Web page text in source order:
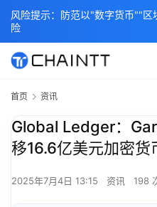
首页 资讯
Global Ledger：
移16.6亿美元加密货
2025年7月4日 13:15 资讯 198
风险提示：防范以"数字货币""区
险